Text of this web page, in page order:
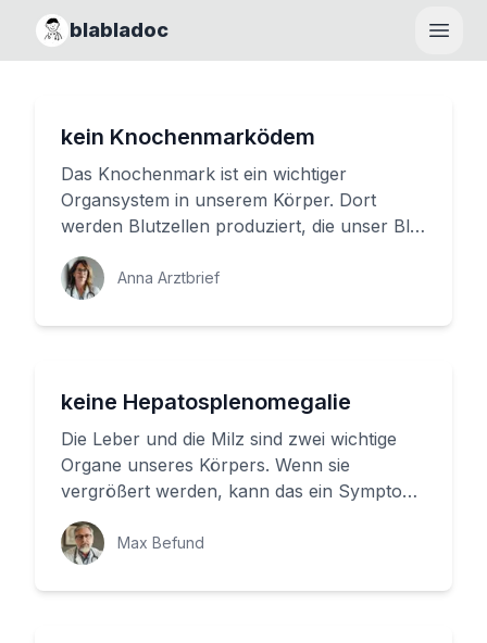
blabladoc
kein Knochenmarködem
Das Knochenmark ist ein wichtiger
Organsystem in unserem Körper. Dort
werden Blutzellen produziert, die unser Blut
transportieren und unser Immunsyste...
Anna Arztbrief
keine Hepatosplenomegalie
Die Leber und die Milz sind zwei wichtige
Organe unseres Körpers. Wenn sie
vergrößert werden, kann das ein Symptom
für eine Erkrankung sein. In diesem...
Max Befund